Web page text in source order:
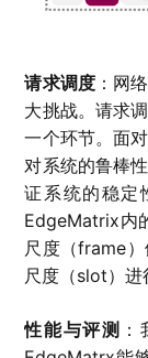
请求调度：网
大挑战。请求
一个环节。面
对系统的鲁棒
证系统的稳定
EdgeMatrix内
尺度（frame
尺度（slot）进
性能与评测